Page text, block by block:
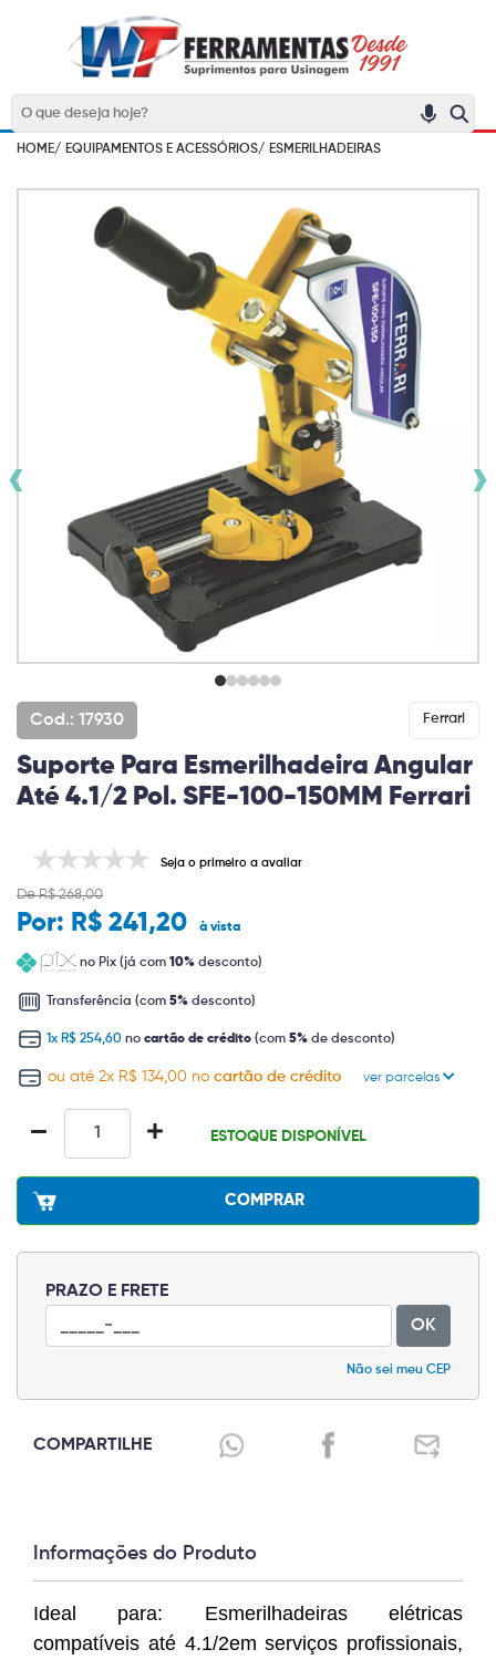
HOME/ EQUIPAMENTOS E ACESSÓRIOS/ ESMERILHADEIRAS
‹ ›
Cod.: 17930 Ferrari
Suporte Para Esmerilhadeira Angular
Até 4.1/2 Pol. SFE-100-150MM Ferrari
Seja o primeiro a avaliar
De R$ 268,00
Por: R$ 241,20 à vista
no Pix (já com 10% desconto)
Transferência (com 5% desconto)
1x R$ 254,60 no cartão de crédito (com 5% de desconto)
ou até 2x R$ 134,00 no cartão de crédito ver parcelas
ESTOQUE DISPONÍVEL
COMPRAR
PRAZO E FRETE
OK
Não sei meu CEP
COMPARTILHE
Informações do Produto
Ideal para: Esmerilhadeiras elétricas
compatíveis até 4.1/2em serviços profissionais,